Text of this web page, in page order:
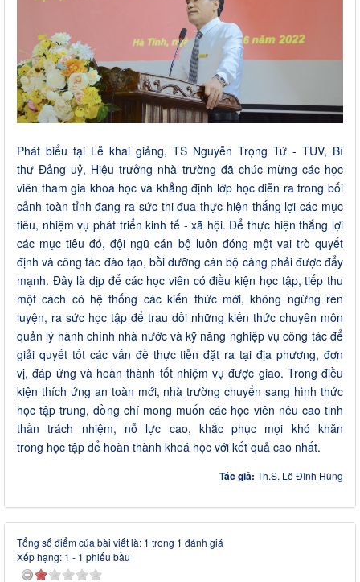
Phát biểu tại Lễ khai giảng, TS Nguyễn Trọng Tứ - TUV, Bí
thư Đảng uỷ, Hiệu trưởng nhà trường đã chúc mừng các học
viên tham gia khoá học và khẳng định lớp học diễn ra trong bối
cảnh toàn tỉnh đang ra sức thi đua thực hiện thắng lợi các mục
tiêu, nhiệm vụ phát triển kinh tế - xã hội. Để thực hiện thắng lợi
các mục tiêu đó, đội ngũ cán bộ luôn đóng một vai trò quyết
định và công tác đào tạo, bồi dưỡng cán bộ càng phải được đẩy
mạnh. Đây là dịp để các học viên có điều kiện học tập, tiếp thu
một cách có hệ thống các kiến thức mới, không ngừng rèn
luyện, ra sức học tập để trau dồi những kiến thức chuyên môn
quản lý hành chính nhà nước và kỹ năng nghiệp vụ công tác để
giải quyết tốt các vấn đề thực tiễn đặt ra tại địa phương, đơn
vị, đáp ứng và hoàn thành tốt nhiệm vụ được giao. Trong điều
kiện thích ứng an toàn mới, nhà trường chuyển sang hình thức
học tập trung, đồng chí mong muốn các học viên nêu cao tinh
thần trách nhiệm, nỗ lực cao, khắc phục mọi khó khăn
trong học tập để hoàn thành khoá học với kết quả cao nhất.
Tác giả: Th.S. Lê Đình Hùng
Tổng số điểm của bài viết là: 1 trong 1 đánh giá
Xếp hạng: 1 - 1 phiếu bầu